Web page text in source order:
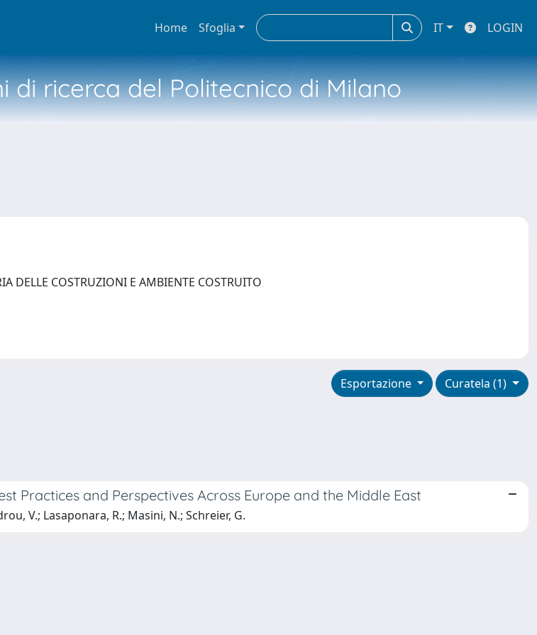
Home Sfoglia IT LOGIN
di ricerca del Politecnico di Milano
DELLE COSTRUZIONI E AMBIENTE COSTRUITO
Curatela (1)
Esportazione
Practices and Perspectives Across Europe and the Middle East
V.; Lasaponara, R.; Masini, N.; Schreier, G.